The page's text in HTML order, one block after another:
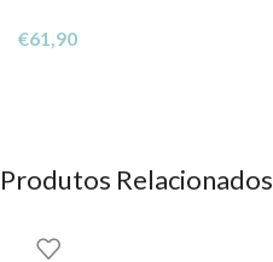
€61,90
Produtos Relacionados